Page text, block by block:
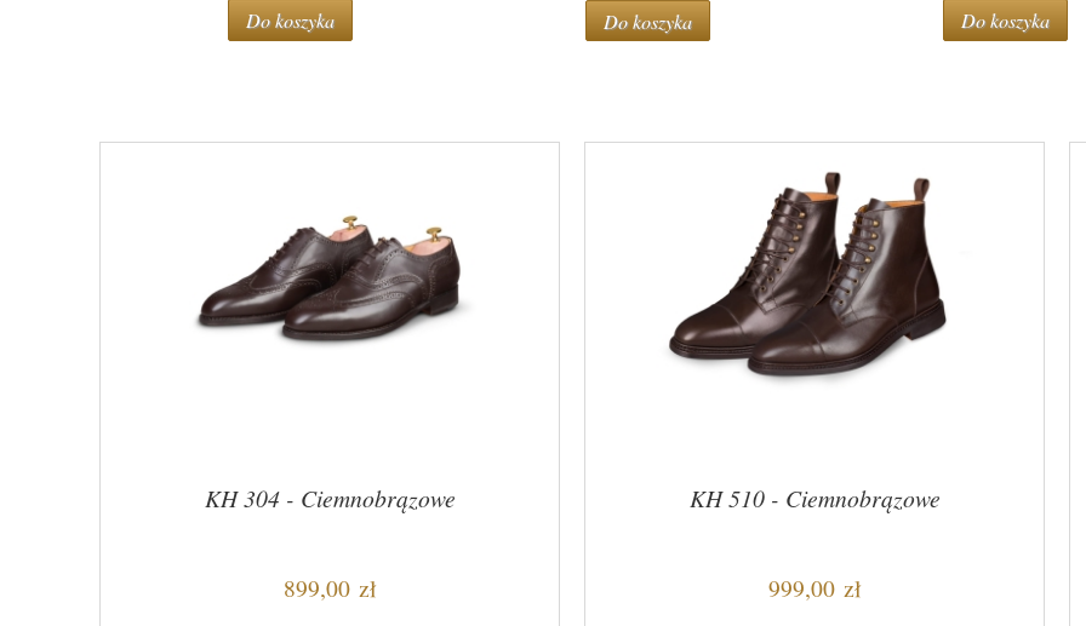
Do koszyka Do koszyka Do koszyka
KH 304 - Ciemnobrązowe
899,00 zł
KH 510 - Ciemnobrązowe
999,00 zł